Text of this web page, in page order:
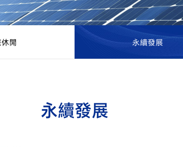
閒 永續發展
永續發展